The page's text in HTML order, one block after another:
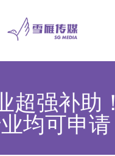
超强补助！
均可申请